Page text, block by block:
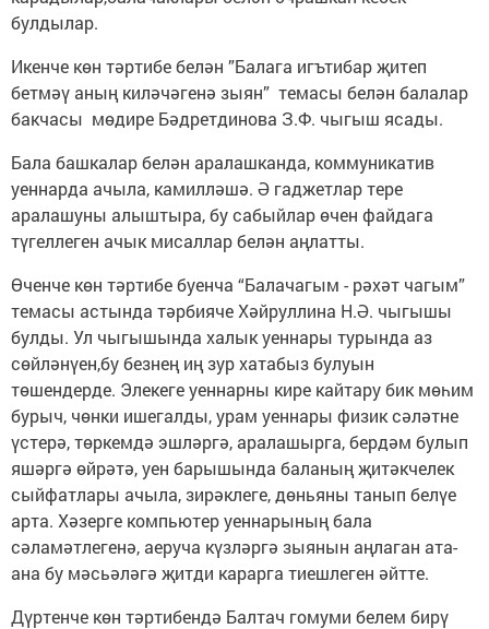
булдылар.
Икенче көн тәртибе белән ”Балага игътибар җитеп
бетмәү аның киләчәгенә зыян” темасы белән балалар
бакчасы мөдире Бәдретдинова З.Ф. чыгыш ясады.
Бала башкалар белән аралашканда, коммуникатив
уеннарда ачыла, камилләшә. Ә гаджетлар тере
аралашуны алыштыра, бу сабыйлар өчен файдага
түгеллеген ачык мисаллар белән аңлатты.
Өченче көн тәртибе буенча “Балачагым - рәхәт чагым”
темасы астында тәрбияче Хәйруллина Н.Ә. чыгышы
булды. Ул чыгышында халык уеннары турында аз
сөйләнүен,бу безнең иң зур хатабыз булуын
төшендерде. Элекеге уеннарны кире кайтару бик мөһим
бурыч, чөнки ишегалды, урам уеннары физик сәләтне
үстерә, төркемдә эшләргә, аралашырга, бердәм булып
яшәргә өйрәтә, уен барышында баланың җитәкчелек
сыйфатлары ачыла, зирәклеге, дөньяны танып белүе
арта. Хәзерге компьютер уеннарының бала
сәламәтлегенә, аеруча күзләргә зыянын аңлаган ата-
ана бу мәсьәләгә җитди карарга тиешлеген әйтте.
Дүртенче көн тәртибендә Балтач гомуми белем бирү